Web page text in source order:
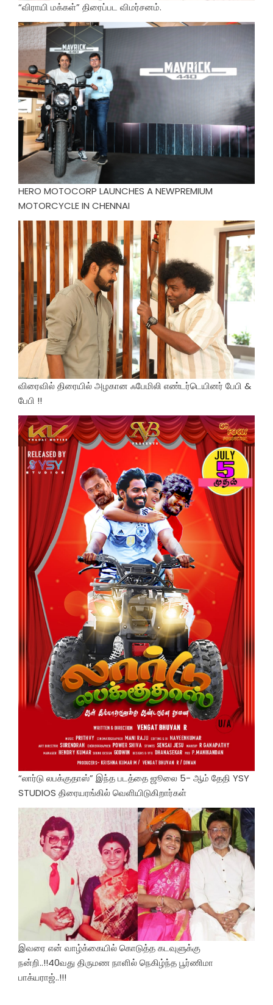
“விராயி மக்கள்” திரைப்பட விமர்சனம்.
HERO MOTOCORP LAUNCHES A NEWPREMIUM
MOTORCYCLE IN CHENNAI
விரைவில் திரையில் அழகான ஃபேமிலி எண்டர்டெயினர் பேபி &
பேபி !!
“லார்டு லபக்குதாஸ்” இந்த படத்தை ஜூலை 5- ஆம் தேதி YSY
STUDIOS திரையரங்கில் வெளியிடுகிறார்கள்
இவரை என் வாழ்க்கையில் கொடுத்த கடவுளுக்கு
நன்றி..!!40வது திருமண நாளில் நெகிழ்ந்த பூர்ணிமா
பாக்யராஜ்..!!!